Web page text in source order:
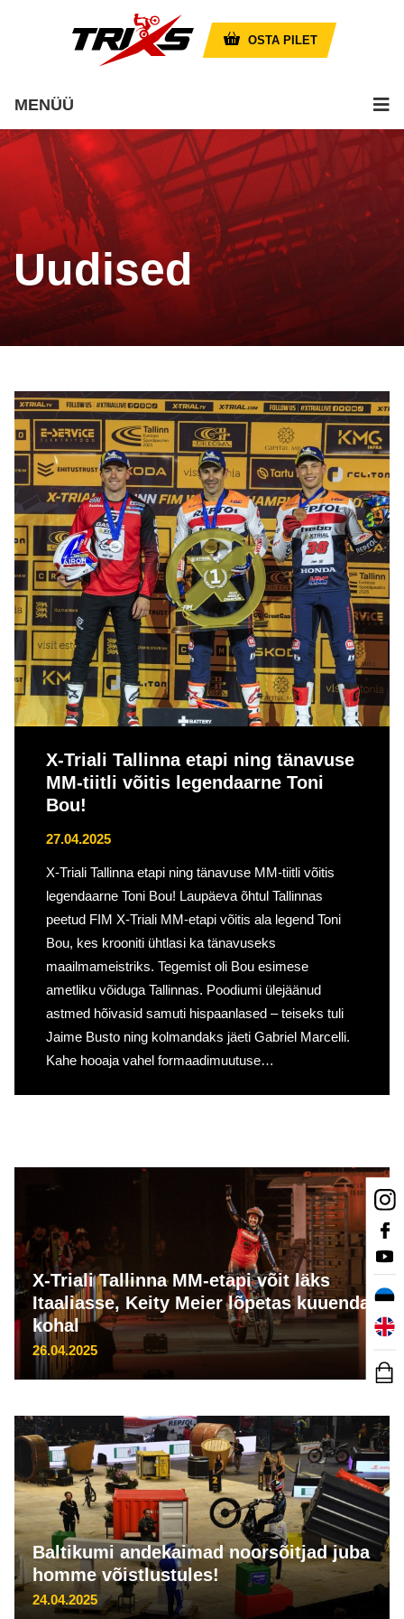
OSTA PILET
MENÜÜ
Uudised
X-Triali Tallinna etapi ning tänavuse
MM-tiitli võitis legendaarne Toni
Bou!
27.04.2025
X-Triali Tallinna etapi ning tänavuse MM-tiitli võitis
legendaarne Toni Bou! Laupäeva õhtul Tallinnas
peetud FIM X-Triali MM-etapi võitis ala legend Toni
Bou, kes krooniti ühtlasi ka tänavuseks
maailmameistriks. Tegemist oli Bou esimese
ametliku võiduga Tallinnas. Poodiumi ülejäänud
astmed hõivasid samuti hispaanlased – teiseks tuli
Jaime Busto ning kolmandaks jäeti Gabriel Marcelli.
Kahe hooaja vahel formaadimuutuse…
X-Triali Tallinna MM-etapi võit läks
Itaaliasse, Keity Meier lõpetas kuuendal
kohal
26.04.2025
Baltikumi andekaimad noorsõitjad juba
homme võistlustules!
24.04.2025